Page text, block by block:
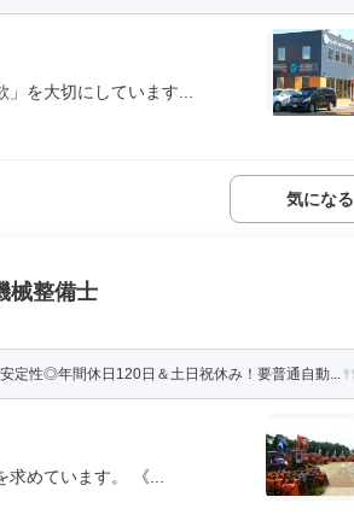
を大切にしています...
気になる
械整備士
定性◎年間休日120日＆土日祝休み！要普通自動...
めています。 《...